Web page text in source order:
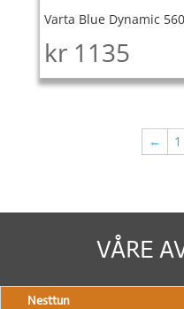
Varta Blue Dynamic
kr 1135
← 1
VÅRE
Nesttun